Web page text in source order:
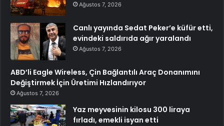
Ağustos 7, 2026
Canlı yayında Sedat Peker’e küfür etti,
evindeki saldırıda ağır yaralandı
Ağustos 7, 2026
ABD’li Eagle Wireless, Çin Bağlantılı Araç Donanımını
Değiştirmek İçin Üretimi Hızlandırıyor
Ağustos 7, 2026
Yaz meyvesinin kilosu 300 liraya
fırladı, emekli isyan etti